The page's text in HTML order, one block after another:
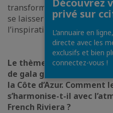
transformant la scène en
se laisser porter par
l’inspiration.
Le thème de cette année
de gala glamour, inspirée
la Côte d’Azur.
s’harmonise-t-il avec
French Riviera ?
Découvrez
privé sur
L’annuaire en
directe avec les
exclusifs et bien
connectez-vous !